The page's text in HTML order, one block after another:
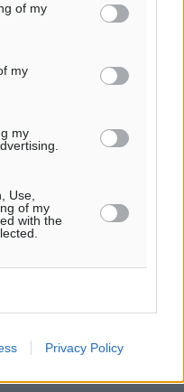
of my
my
my
Use,
of my
with the
Privacy Policy